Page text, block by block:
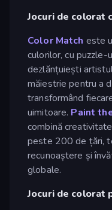
Jocuri de colorat
Color Match este
culorilor, cu puzzle-
dezlănțuiești
măiestrie pentru a
transformând
uimitoare. Paint
combină
peste 200 de țări,
recunoaștere și
globale.
Jocuri de colorat